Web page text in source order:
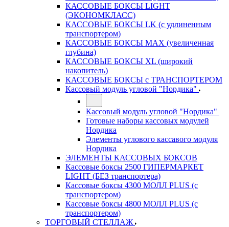
КАССОВЫЕ БОКСЫ LIGHT
(ЭКОНОМКЛАСС)
КАССОВЫЕ БОКСЫ LK (с удлиненным
транспортером)
КАССОВЫЕ БОКСЫ MAX (увеличенная
глубина)
КАССОВЫЕ БОКСЫ XL (широкий
накопитель)
КАССОВЫЕ БОКСЫ с ТРАНСПОРТЕРОМ
Кассовый модуль угловой "Нордика"
Кассовый модуль угловой "Нордика"
Готовые наборы кассовых модулей
Нордика
Элементы углового кассавого модуля
Нордика
ЭЛЕМЕНТЫ КАССОВЫХ БОКСОВ
Кассовые боксы 2500 ГИПЕРМАРКЕТ
LIGHT (БЕЗ транспортера)
Кассовые боксы 4300 МОЛЛ PLUS (с
транспортером)
Кассовые боксы 4800 МОЛЛ PLUS (с
транспортером)
ТОРГОВЫЙ СТЕЛЛАЖ